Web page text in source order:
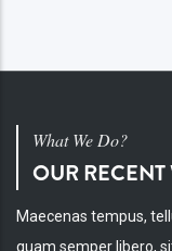
What We Do?
OUR
Maecenas tempus,
quam semper libero,